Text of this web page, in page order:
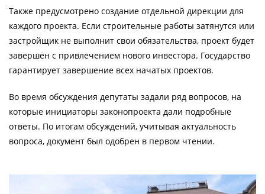
Также предусмотрено создание отдельной дирекции для
каждого проекта. Если строительные работы затянутся или
застройщик не выполнит свои обязательства, проект будет
завершён с привлечением нового инвестора. Государство
гарантирует завершение всех начатых проектов.
Во время обсуждения депутаты задали ряд вопросов, на
которые инициаторы законопроекта дали подробные
ответы. По итогам обсуждений, учитывая актуальность
вопроса, документ был одобрен в первом чтении.